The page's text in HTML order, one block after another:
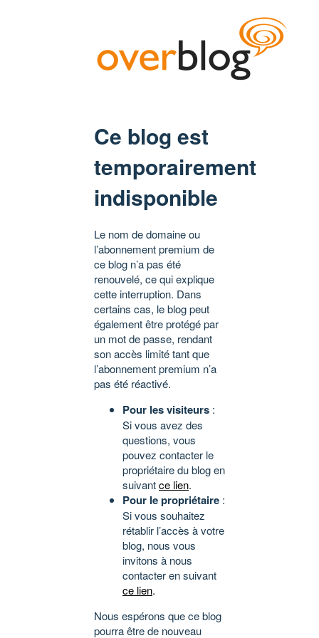
Ce blog est
temporairement
indisponible
Le nom de domaine ou
l’abonnement premium de
ce blog n’a pas été
renouvelé, ce qui explique
cette interruption. Dans
certains cas, le blog peut
également être protégé par
un mot de passe, rendant
son accès limité tant que
l’abonnement premium n’a
pas été réactivé.
Pour les visiteurs :
Si vous avez des
questions, vous
pouvez contacter le
propriétaire du blog en
suivantce lien.
Pour le propriétaire :
Si vous souhaitez
rétablir l’accès à votre
blog, nous vous
invitons à nous
contacter en suivant
ce lien.
Nous espérons que ce blog
pourra être de nouveau